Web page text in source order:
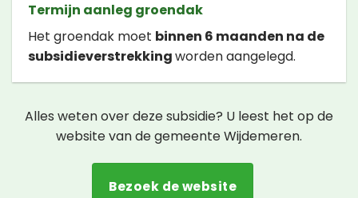
Termijn aanleg groendak
Het groendak moet binnen 6 maanden na de
subsidieverstrekkingworden aangelegd.
Alles weten over deze subsidie? U leest het op de
website van de gemeente Wijdemeren.
Bezoek de website